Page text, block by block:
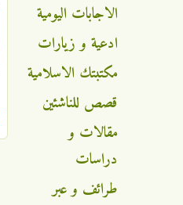
الاجابات اليومية
ادعية و زيارات
مكتبتك الاسلامية
قصص للناشئين
مقالات و
دراسات
طرائف و عبر